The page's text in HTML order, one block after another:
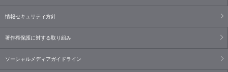
情報セキュリティ方針
著作権保護に対する取り組み
ソーシャルメディアガイドライン